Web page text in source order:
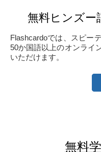
無料ヒンズー
Flashcardoでは、スピー
50か国語以上のオンライ
いただけます。
無料